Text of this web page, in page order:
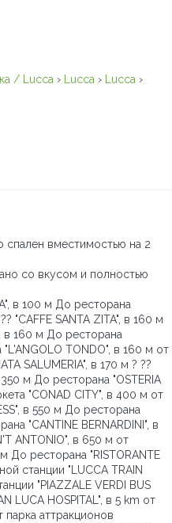
/ Lucca › Lucca › Lucca ›
спален вместимостью на 2
со вкусом и полностью
в 100 м До ресторана
"CAFFE SANTA ZITA", в 160 м
в 160 м До ресторана
"L'ANGOLO TONDO", в 160 м от
SALUMERIA", в 170 м ? ??
350 м До ресторана "OSTERIA
"CONAD CITY", в 400 м от
в 550 м До ресторана
"CANTINE BERNARDINI", в
ANTONIO", в 650 м от
До ресторана "RISTORANTE
станции "LUCCA TRAIN
"PIAZZALE VERDI BUS
LUCA HOSPITAL", в 5 km от
парка аттракционов